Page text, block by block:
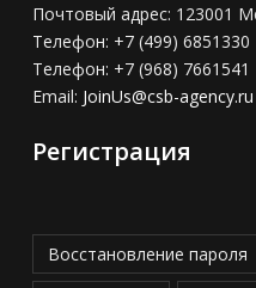
Почтовый адрес: 123001
Телефон: +7 (499) 6851330
Телефон: +7 (968) 7661541
Email: JoinUs@csb-agency.ru
Регистрация
Восстановление пароля